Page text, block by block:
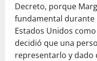
Decreto, porque
fundamental durante
Estados Unidos
decidió que una
representarlo y dado